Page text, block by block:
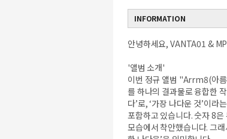
INFORMATION
안녕하세요, VANTA01 &
'앨범 소개'
이번 정규 앨범 "Arrm8(아
를 하나의 결과물로 융합한
다’로, ‘가장 나다운 것’이라
포함하고 있습니다. 숫자 8
모습에서 착안했습니다. 그